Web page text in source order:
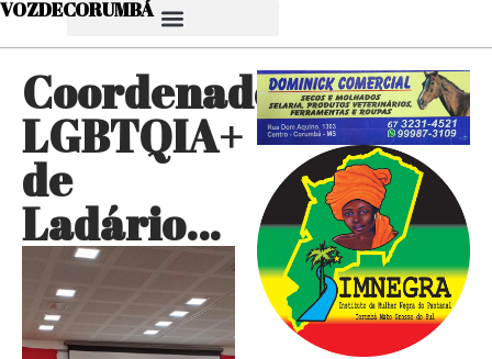
VOZDECORUMBÁ
Coordenadoria
LGBTQIA+
de
Ladário…